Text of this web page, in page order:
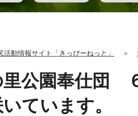
活動情報サイト「きっぴーねっと」 ＞
里公園奉仕団
ています。